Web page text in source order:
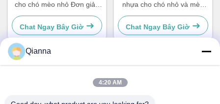
cho chó mèo nhỏ Đơn giản
và thiết thực
Chat Ngay Bây Giờ
nhựa cho chó nhỏ và mèo
đơn giản và thiết thực
Chat Ngay Bây Giờ
Qianna
4:20 AM